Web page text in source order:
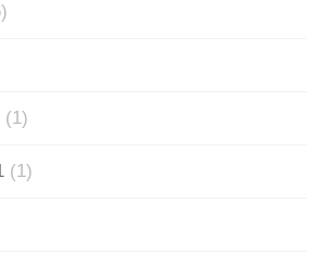
(1)
(1)